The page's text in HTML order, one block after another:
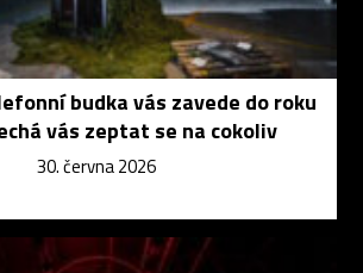
budka vás zavede do roku
vás zeptat se na cokoliv
30. června 2026